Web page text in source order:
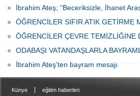
İbrahim Ateş; “Beceriksizle, İhanet
ÖĞRENCİLER SIFIR ATIK GETİRME
ÖĞRENCİLER ÇEVRE TEMİZLİĞİNE
ODABAŞI VATANDAŞLARLA
İbrahim Ateş'ten bayram mesajı
Künye eğitim haberleri